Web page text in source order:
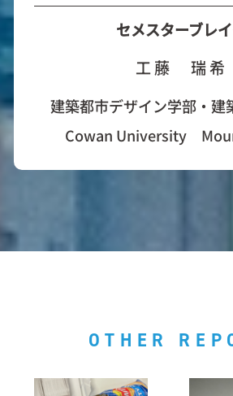
セメスターブレ
工藤 瑞希
建築都市デザイン学部・建
Cowan University
OTHER